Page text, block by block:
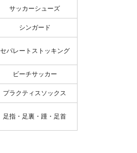
サッカーシューズ
シンガード
セパレートストッキング
ビーチサッカー
プラクティスソックス
足指・足裏・踵・足首